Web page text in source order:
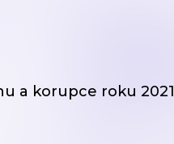
a korupce roku 2021